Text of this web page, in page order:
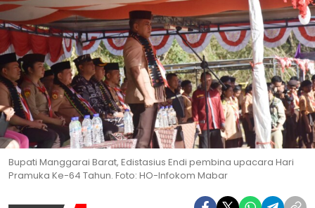
Bupati Manggarai Barat, Edistasius Endi pembina upacara Hari
Pramuka Ke-64 Tahun. Foto: HO-Infokom Mabar